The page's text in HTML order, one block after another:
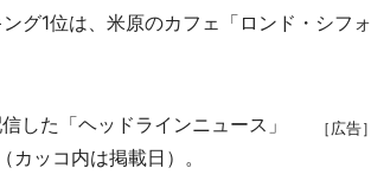
グ1位は、米原のカフェ「ロンド・シフォ
［広告］
した「ヘッドラインニュース」
ッコ内は掲載日）。